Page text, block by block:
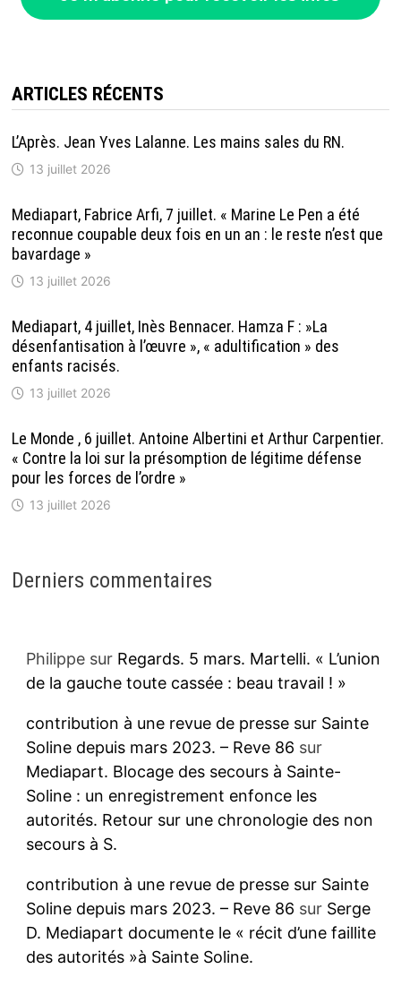
ARTICLES RÉCENTS
L’Après. Jean Yves Lalanne. Les mains sales du RN.
13 juillet 2026
Mediapart, Fabrice Arfi, 7 juillet. « Marine Le Pen a été
reconnue coupable deux fois en un an : le reste n’est que
bavardage »
13 juillet 2026
Mediapart, 4 juillet, Inès Bennacer. Hamza F : »La
désenfantisation à l’œuvre », « adultification » des
enfants racisés.
13 juillet 2026
Le Monde , 6 juillet. Antoine Albertini et Arthur Carpentier.
« Contre la loi sur la présomption de légitime défense
pour les forces de l’ordre »
13 juillet 2026
Derniers commentaires
Philippesur Regards. 5 mars. Martelli. « L’union
de la gauche toute cassée : beau travail ! »
contribution à une revue de presse sur Sainte
Soline depuis mars 2023. – Reve 86 sur
Mediapart. Blocage des secours à Sainte-
Soline : un enregistrement enfonce les
autorités. Retour sur une chronologie des non
secours à S.
contribution à une revue de presse sur Sainte
Soline depuis mars 2023. – Reve 86 sur Serge
D. Mediapart documente le « récit d’une faillite
des autorités »à Sainte Soline.